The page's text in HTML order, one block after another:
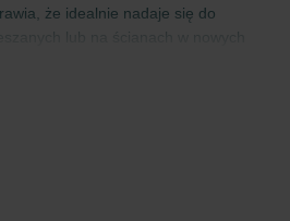
że ​​idealnie nadaje się do